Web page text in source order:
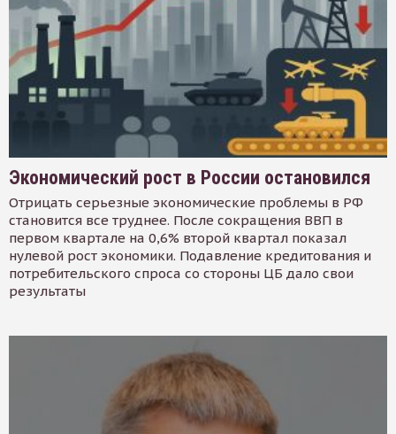
Экономический рост в России остановился
Отрицать серьезные экономические проблемы в РФ
становится все труднее. После сокращения ВВП в
первом квартале на 0,6% второй квартал показал
нулевой рост экономики. Подавление кредитования и
потребительского спроса со стороны ЦБ дало свои
результаты